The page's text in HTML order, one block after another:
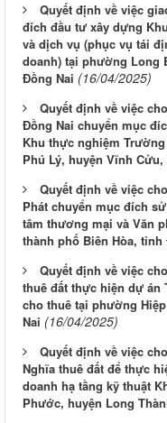
Quyết định về việc
đích đầu tư xây dựng
và dịch vụ (phục vụ tái
doanh) tại phường Long
Đồng Nai (16/04/2025)
Quyết định về việc
Đồng Nai chuyển mục
Khu thực nghiệm
Phú Lý, huyện Vĩnh
Quyết định về việc
Phát chuyển mục đích
tâm thương mại và Văn
thành phố Biên Hòa, tỉnh
Quyết định về việc
thuê đất thực hiện dự án
cho thuê tại phường
Nai (16/04/2025)
Quyết định về việc
Nghĩa thuê đất để thực
doanh hạ tầng kỹ thuật
Phước, huyện Long